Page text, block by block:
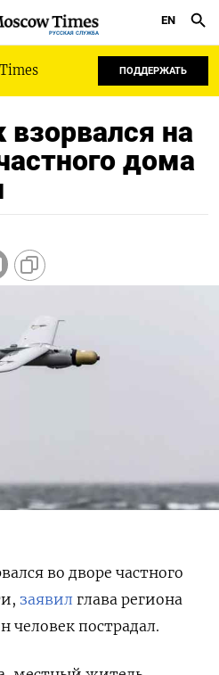
РУССКАЯ СЛУЖБА
EN
ПОДДЕРЖАТЬ
взорвался на
дома
во дворе частного
заявил глава региона
человек пострадал.